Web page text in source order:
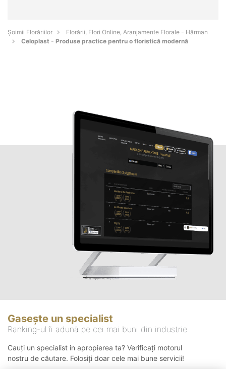
Șoimii Florăriilor
Florării, Flori Online, Aranjamente Florale - Hărman
Celoplast - Produse practice pentru o floristică modernă
Gasește un specialist
Ranking-ul îi adună pe cei mai buni din industrie
Cauți un specialist in apropierea ta? Verificați motorul
nostru de căutare. Folosiți doar cele mai bune servicii!